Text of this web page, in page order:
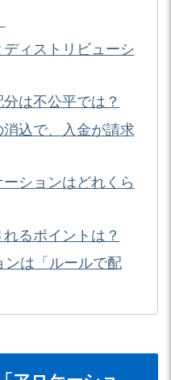
ィストリビューシ
は不公平では？
込で、入金が請求
ションはどれくら
るポイントは？
ンは「ルールで配